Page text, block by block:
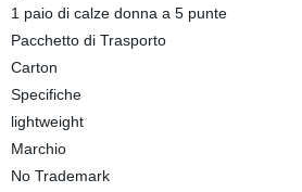
1 paio di calze donna a 5 punte
Pacchetto di Trasporto
Carton
Specifiche
lightweight
Marchio
No Trademark